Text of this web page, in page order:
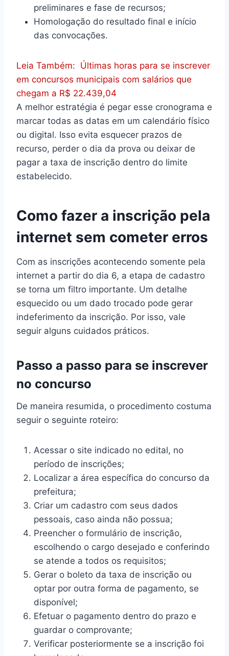
preliminares e fase de recursos;
Homologação do resultado final e início
das convocações.
Leia Também: Últimas horas para se inscrever
em concursos municipais com salários que
chegam a R$ 22.439,04
A melhor estratégia é pegar esse cronograma e
marcar todas as datas em um calendário físico
ou digital. Isso evita esquecer prazos de
recurso, perder o dia da prova ou deixar de
pagar a taxa de inscrição dentro do limite
estabelecido.
Como fazer a inscrição pela
internet sem cometer erros
Com as inscrições acontecendo somente pela
internet a partir do dia 6, a etapa de cadastro
se torna um filtro importante. Um detalhe
esquecido ou um dado trocado pode gerar
indeferimento da inscrição. Por isso, vale
seguir alguns cuidados práticos.
Passo a passo para se inscrever
no concurso
De maneira resumida, o procedimento costuma
seguir o seguinte roteiro:
Acessar o site indicado no edital, no
período de inscrições;
Localizar a área específica do concurso da
prefeitura;
Criar um cadastro com seus dados
pessoais, caso ainda não possua;
Preencher o formulário de inscrição,
escolhendo o cargo desejado e conferindo
se atende a todos os requisitos;
Gerar o boleto da taxa de inscrição ou
optar por outra forma de pagamento, se
disponível;
Efetuar o pagamento dentro do prazo e
guardar o comprovante;
Verificar posteriormente se a inscrição foi